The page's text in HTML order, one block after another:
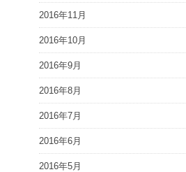
2016年11月
2016年10月
2016年9月
2016年8月
2016年7月
2016年6月
2016年5月